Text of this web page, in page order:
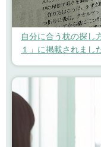
自分に合う枕の探し
１」に掲載されまし